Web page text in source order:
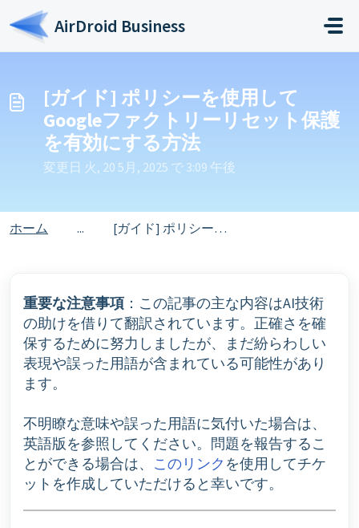
メインコンテンツに移動
AirDroid Business
[ガイド] ポリシーを使用して
Googleファクトリーリセット保護
を有効にする方法
変更日 火, 20 5月, 2025 で 3:09 午後
ホーム ... [ガイド] ポリシーを使用してGoogleファクトリーリセット保護を有効にする方法
重要な注意事項 ：この記事の主な内容はAI技術
の助けを借りて翻訳されています。正確さを確
保するために努力しましたが、まだ紛らわしい
表現や誤った用語が含まれている可能性があり
ます。
不明瞭な意味や誤った用語に気付いた場合は、
英語版を参照してください。問題を報告するこ
とができる場合は、 このリンク を使用してチケ
ットを作成していただけると幸いです。